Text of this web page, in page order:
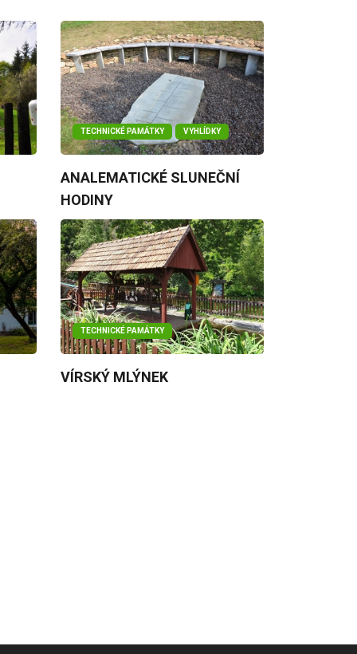
TECHNICKÉ PAMÁTKY VYHLÍDKY
ANALEMATICKÉ SLUNEČNÍ
HODINY
TECHNICKÉ PAMÁTKY
VÍRSKÝ MLÝNEK